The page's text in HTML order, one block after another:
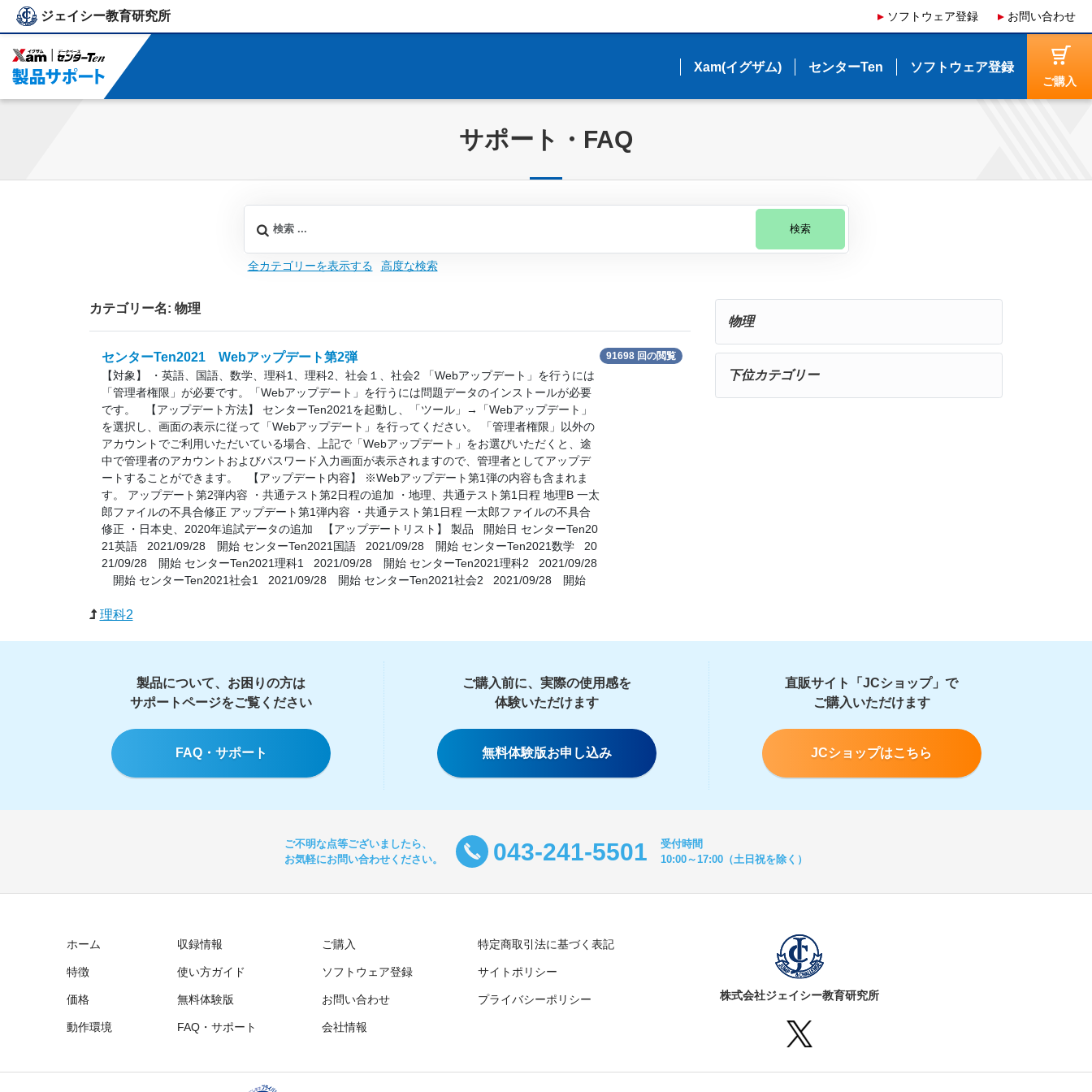
ジェイシー教育研究所 ソフトウェア登録 お問い合わせ
Xam(イグザム) センターTen ソフトウェア登録
ご購入
ジェイシー教育研究所 ソフトウェア登録 お問い合わせ
Xam(イグザム) センターTen ソフトウェア登録
ご購入
サポート・FAQ
検索
全カテゴリーを表示する 高度な検索
カテゴリー名: 物理
センターTen2021 Webアップデート第2弾
【対象】 ・英語、国語、数学、理科1、理科2、社会１、社会2 「Webアップデート」を行うには
「管理者権限」が必要です。「Webアップデート」を行うには問題データのインストールが必要
です。 【アップデート方法】 センターTen2021を起動し、「ツール」→「Webアップデート」
を選択し、画面の表示に従って「Webアップデート」を行ってください。 「管理者権限」以外の
アカウントでご利用いただいている場合、上記で「Webアップデート」をお選びいただくと、途
中で管理者のアカウントおよびパスワード入力画面が表示されますので、管理者としてアップデ
ートすることができます。 【アップデート内容】 ※Webアップデート第1弾の内容も含まれま
す。 アップデート第2弾内容 ・共通テスト第2日程の追加 ・地理、共通テスト第1日程 地理B 一太
郎ファイルの不具合修正 アップデート第1弾内容 ・共通テスト第1日程 一太郎ファイルの不具合
修正 ・日本史、2020年追試データの追加 【アップデートリスト】 製品 開始日 センターTen20
21英語 2021/09/28 開始 センターTen2021国語 2021/09/28 開始 センターTen2021数学 20
21/09/28 開始 センターTen2021理科1 2021/09/28 開始 センターTen2021理科2 2021/09/28
開始 センターTen2021社会1 2021/09/28 開始 センターTen2021社会2 2021/09/28 開始
91698 回の閲覧
理科2
物理
下位カテゴリー
製品について、お困りの方は
サポートページをご覧ください
FAQ・サポート
ご購入前に、実際の使用感を
体験いただけます
無料体験版お申し込み
直販サイト「JCショップ」で
ご購入いただけます
JCショップはこちら
ご不明な点等ございましたら、
お気軽にお問い合わせください。
043-241-5501
受付時間
10:00～17:00（土日祝を除く）
ホーム
特徴
価格
動作環境
収録情報
使い方ガイド
無料体験版
FAQ・サポート
ご購入
ソフトウェア登録
お問い合わせ
会社情報
特定商取引法に基づく表記
サイトポリシー
プライバシーポリシー 株式会社ジェイシー教育研究所